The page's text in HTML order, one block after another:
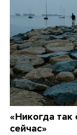
«Никогда
сейчас»